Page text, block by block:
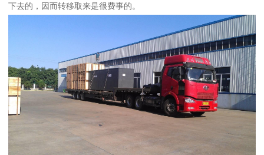
下去的，因而转移取来是很费事的。